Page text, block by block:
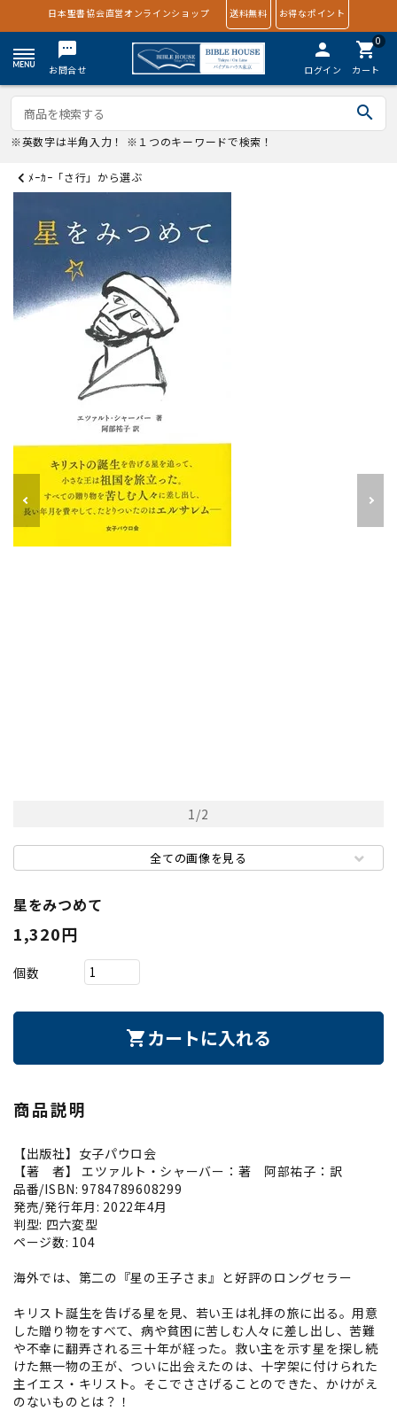
日本聖書協会直営オンラインショップ 送料無料 お得なポイント
textsms
お問合せ
person
ログイン
0
shopping_cart
カート
search
※英数字は半角入力！ ※１つのキーワードで検索！
ﾒｰｶｰ「さ行」から選ぶ
1/2
全ての画像を見る
星をみつめて
1,320円
個数
shopping_cart カートに入れる
商品説明
【出版社】女子パウロ会
【著 者】 エツァルト・シャーバー：著 阿部祐子：訳
品番/ISBN: 9784789608299
発売/発行年月: 2022年4月
判型: 四六変型
ページ数: 104
海外では、第二の『星の王子さま』と好評のロングセラー
キリスト誕生を告げる星を見、若い王は礼拝の旅に出る。用意
した贈り物をすべて、病や貧困に苦しむ人々に差し出し、苦難
や不幸に翻弄される三十年が経った。救い主を示す星を探し続
けた無一物の王が、ついに出会えたのは、十字架に付けられた
主イエス・キリスト。そこでささげることのできた、かけがえ
のないものとは？！